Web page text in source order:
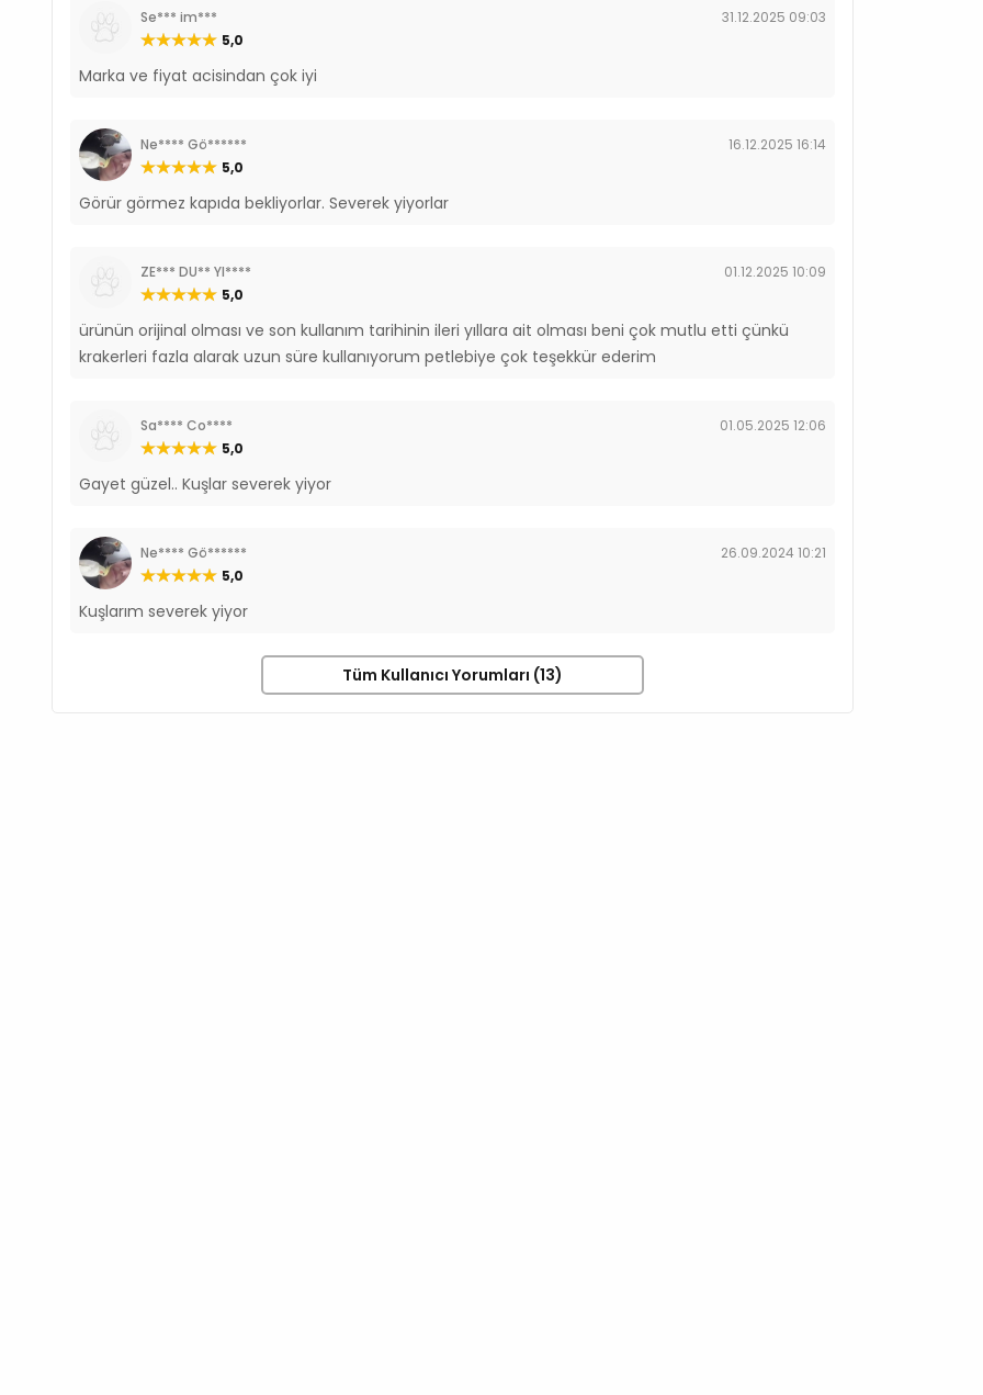
Se*** im***
31.12.2025 09:03
5,0
Marka ve fiyat acisindan çok iyi
Ne**** Gö******
16.12.2025 16:14
5,0
Görür görmez kapıda bekliyorlar. Severek yiyorlar
ZE*** DU** YI****
01.12.2025 10:09
5,0
ürünün orijinal olması ve son kullanım tarihinin ileri yıllara ait olması beni çok mutlu etti çünkü
krakerleri fazla alarak uzun süre kullanıyorum petlebiye çok teşekkür ederim
Sa**** Co****
01.05.2025 12:06
5,0
Gayet güzel.. Kuşlar severek yiyor
Ne**** Gö******
26.09.2024 10:21
5,0
Kuşlarım severek yiyor
Tüm Kullanıcı Yorumları (13)